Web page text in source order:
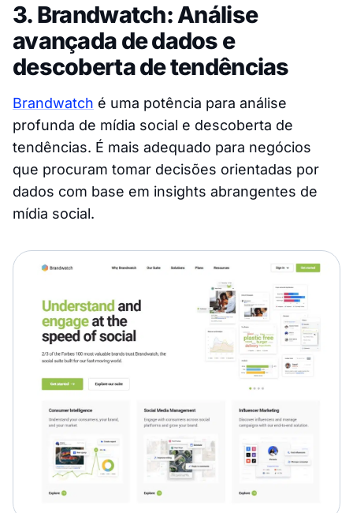
3. Brandwatch: Análise
avançada de dados e
descoberta de tendências
Brandwatch é uma potência para análise
profunda de mídia social e descoberta de
tendências. É mais adequado para negócios
que procuram tomar decisões orientadas por
dados com base em insights abrangentes de
mídia social.